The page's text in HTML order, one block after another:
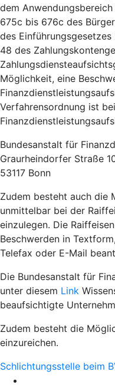
dem
675c bis 676c des
des
48 des
Möglichkeit, eine
Verfahrensordnung ist
Bundesanstalt für
Graurheindorfer Straße
53117 Bonn
Zudem besteht auch die
unmittelbar bei der
einzulegen. Die
Beschwerden in
Telefax oder E-Mail
Die Bundesanstalt für
unter diesem Link
beaufsichtigte
Zudem besteht die
einzureichen.
Schlichtungsstelle beim